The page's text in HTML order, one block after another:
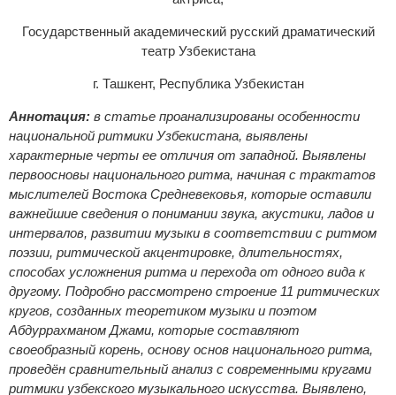
Государственный академический русский драматический
театр Узбекистана
г. Ташкент, Республика Узбекистан
Аннотация: в статье проанализированы особенности
национальной ритмики Узбекистана, выявлены
характерные черты ее отличия от западной. Выявлены
первоосновы национального ритма, начиная с трактатов
мыслителей Востока Средневековья, которые оставили
важнейшие сведения о понимании звука, акустики, ладов и
интервалов, развитии музыки в соответствии с ритмом
поэзии, ритмической акцентировке, длительностях,
способах усложнения ритма и перехода от одного вида к
другому. Подробно рассмотрено строение 11 ритмических
кругов, созданных теоретиком музыки и поэтом
Абдуррахманом Джами, которые составляют
своеобразный корень, основу основ национального ритма,
проведён сравнительный анализ с современными кругами
ритмики узбекского музыкального искусства. Выявлено,